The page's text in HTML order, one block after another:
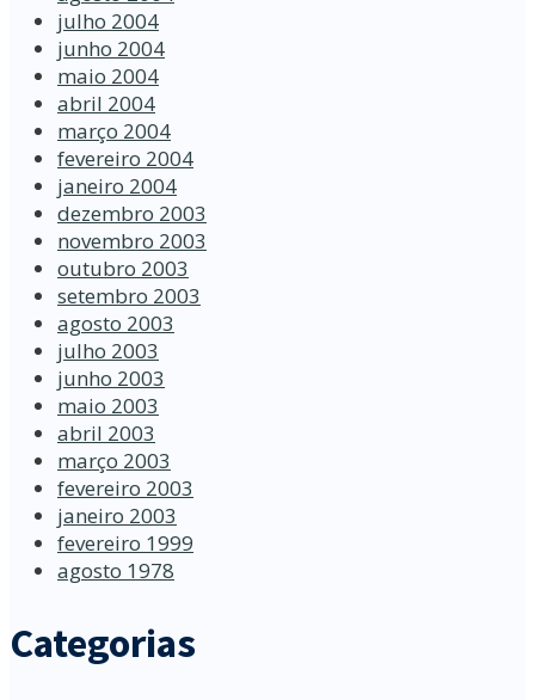
julho 2004
junho 2004
maio 2004
abril 2004
março 2004
fevereiro 2004
janeiro 2004
dezembro 2003
novembro 2003
outubro 2003
setembro 2003
agosto 2003
julho 2003
junho 2003
maio 2003
abril 2003
março 2003
fevereiro 2003
janeiro 2003
fevereiro 1999
agosto 1978
Categorias